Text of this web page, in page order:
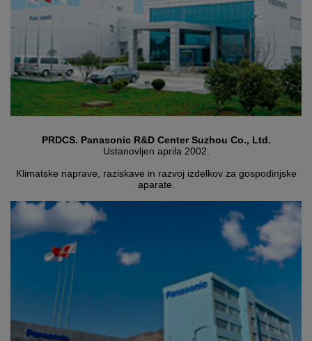
PRDCS. Panasonic R&D Center Suzhou Co., Ltd.
Ustanovljen aprila 2002.
Klimatske naprave, raziskave in razvoj izdelkov za gospodinjske
aparate.